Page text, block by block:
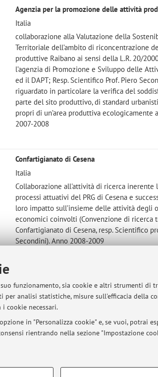
funzionamento, sia cookie e altri strumenti
analisi statistiche, misure sull'efficacia della
cookie necessari.
in "Personalizza cookie" e, se vuoi, potrai
rientrando nella sezione "Impostazione
COOKIE
Agenzia per la promozione delle attività
Italia
collaborazione alla Valutazione della
Territoriale dell’ambito di riconcentrazione
produttive Raibano ai sensi della L.R. 20/
l’agenzia di Promozione e Sviluppo delle
ed il DAPT; Resp. Scientifico Prof. Piero
riguardato in particolare la verifica del
parte del sito produttivo, di standard
propri di un’area produttiva ecologicamente
2007-2008
Confartigianato di Cesena
Italia
Collaborazione all'attività di ricerca inerente
processi attuativi del PRG di Cesena e
loro impatto sull’insieme delle attività degli
economici coinvolti (Convenzione di ricerca
Confartigianato di Cesena, resp. Scientifico
Secondini). Anno 2008-2009
Italia
Collaborazione alla convenzione tra DAPT e
inquinamento atmosferico da traffico.
Prof. Piero Secondini. Anno 2002.